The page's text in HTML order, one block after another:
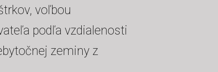
voľbou
podľa vzdialenosti
zeminy z